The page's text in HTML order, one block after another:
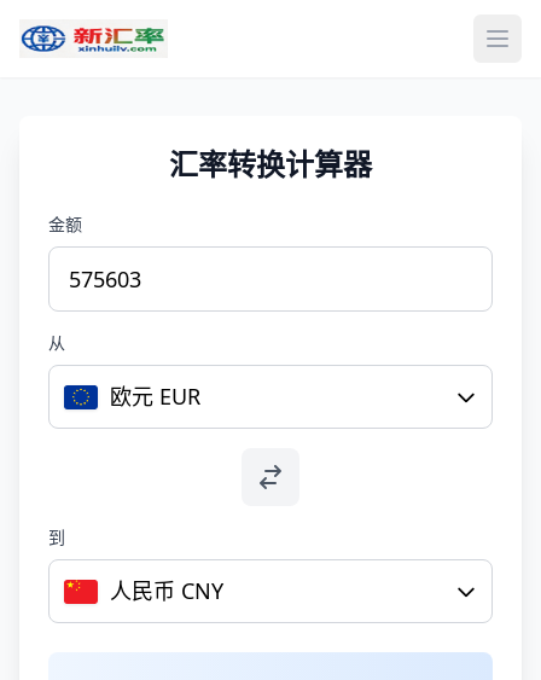
打开
汇率转换计算器
金额
从
欧元 EUR
到
人民币 CNY